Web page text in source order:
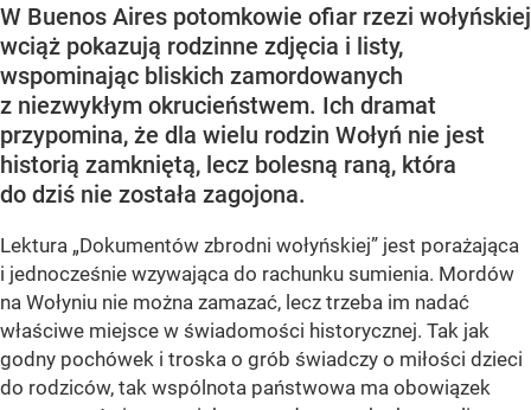
W Buenos Aires potomkowie ofiar rzezi wołyńskiej
wciąż pokazują rodzinne zdjęcia i listy,
wspominając bliskich zamordowanych
z niezwykłym okrucieństwem. Ich dramat
przypomina, że dla wielu rodzin Wołyń nie jest
historią zamkniętą, lecz bolesną raną, która
do dziś nie została zagojona.
Lektura „Dokumentów zbrodni wołyńskiej” jest porażająca
i jednocześnie wzywająca do rachunku sumienia. Mordów
na Wołyniu nie można zamazać, lecz trzeba im nadać
właściwe miejsce w świadomości historycznej. Tak jak
godny pochówek i troska o grób świadczy o miłości dzieci
do rodziców, tak wspólnota państwowa ma obowiązek